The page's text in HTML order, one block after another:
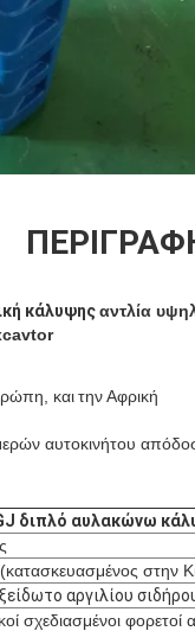
κάλυψηςαντλία
καιτην Αφρική
αυτοκινήτου
διπλό αυλακώνω
στην
αργιλίου
σχεδιασμένοι